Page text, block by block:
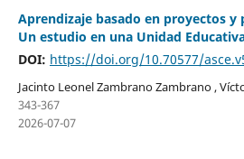
Aprendizaje basado en proyectos y
Un estudio en una Unidad
DOI: https://doi.org/10.70577/
Jacinto Leonel Zambrano Zambrano ,
343-367
2026-07-07